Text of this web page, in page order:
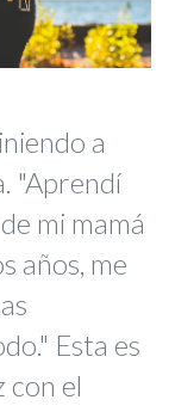
a
"Aprendí
mi mamá
años, me
Esta es
con el